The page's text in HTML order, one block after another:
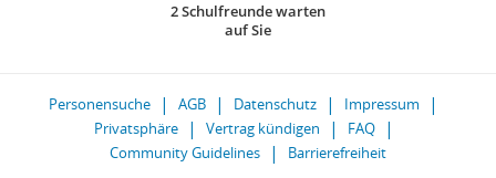
2 Schulfreunde warten
auf Sie
Personensuche AGB Datenschutz
Impressum
Privatsphäre
Vertrag kündigen
FAQ
Community Guidelines
Barrierefreiheit